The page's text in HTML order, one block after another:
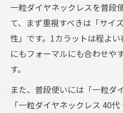
一粒ダイヤネックレスを普段
て、まず重視すべきは「サイ
性」です。1カラットは程よ
にもフォーマルにも合わせや
す。
また、普段使いには「一粒ダ
「一粒ダイヤネックレス 40